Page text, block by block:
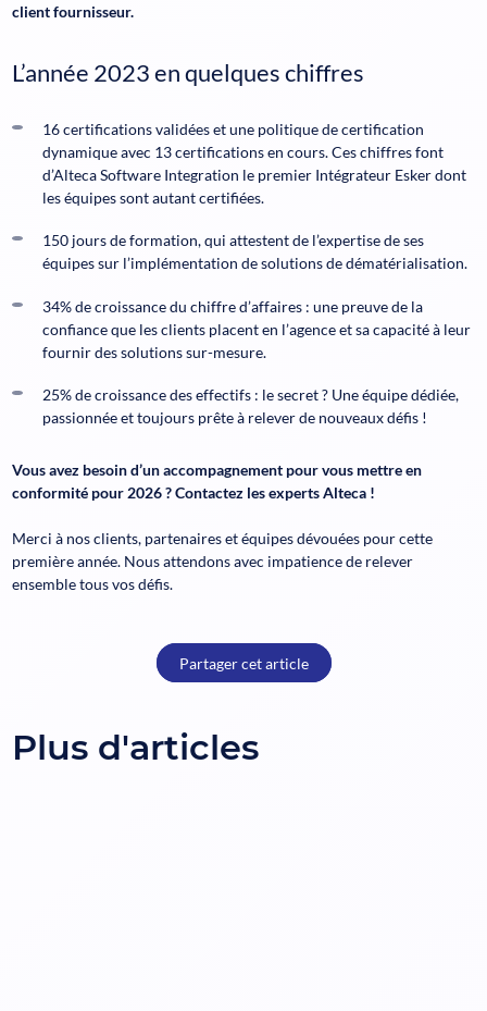
client fournisseur.
L’année 2023 en quelques chiffres
16 certifications validées et une politique de certification
dynamique avec 13 certifications en cours. Ces chiffres font
d’Alteca Software Integration le premier Intégrateur Esker dont
les équipes sont autant certifiées.
150 jours de formation, qui attestent de l’expertise de ses
équipes sur l’implémentation de solutions de dématérialisation.
34% de croissance du chiffre d’affaires : une preuve de la
confiance que les clients placent en l’agence et sa capacité à leur
fournir des solutions sur-mesure.
25% de croissance des effectifs : le secret ? Une équipe dédiée,
passionnée et toujours prête à relever de nouveaux défis !
Vous avez besoin d’un accompagnement pour vous mettre en
conformité pour 2026 ? Contactez les experts Alteca !
Merci à nos clients, partenaires et équipes dévouées pour cette
première année. Nous attendons avec impatience de relever
ensemble tous vos défis.
Partager cet article
Plus d'articles